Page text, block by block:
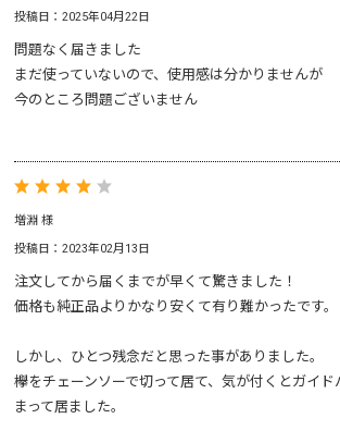
投稿日：2025年04月22日
問題なく届きました
まだ使っていないので、使用感は分かりませんが
今のところ問題ございません
増淵 様
投稿日：2023年02月13日
注文してから届くまでが早くて驚きました！
価格も純正品よりかなり安くて有り難かったです。
しかし、ひとつ残念だと思った事がありました。
欅をチェーンソーで切って居て、気が付くとガイ
まって居ました。